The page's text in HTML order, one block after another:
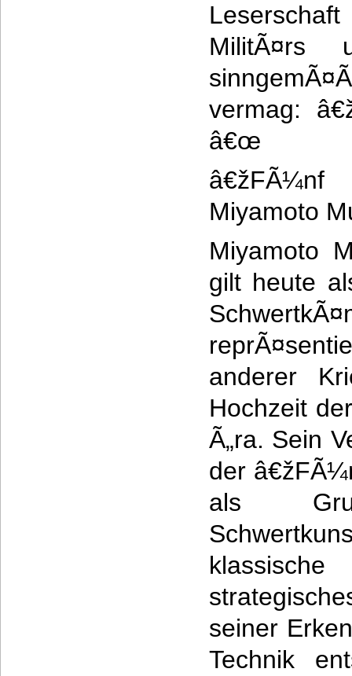
MilitÃ¤rs
vermag:
â€œ
Miyamoto
Miyamoto
gilt heute
anderer
Hochzeit
Ã„ra. Sein
der
als
seiner
Technik